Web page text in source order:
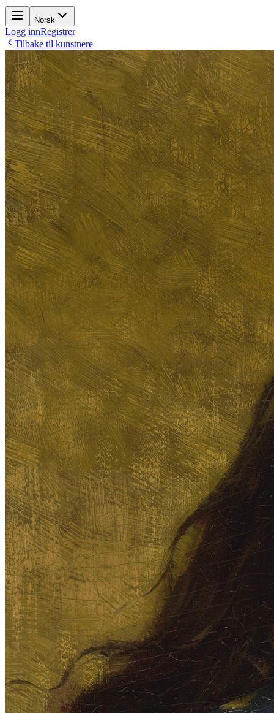
Norsk
Logg innRegistrer
Tilbake til kunstnere